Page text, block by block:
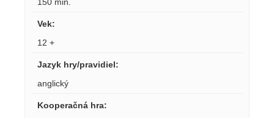
Vek:
12 +
Jazyk hry/pravidiel:
anglický
Kooperačná hra: